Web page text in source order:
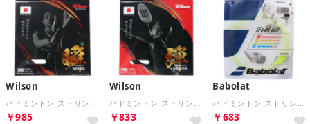
Wilson
バドミントン ストリング SX63 BADMINTON STRING SET BK WR85002040
￥985
Wilson
バドミントン ストリング PX68 BADMINTON STRING SET BK WR85004020
￥833
Babolat
バドミントン ストリング アイフィール68 BA241128
￥683